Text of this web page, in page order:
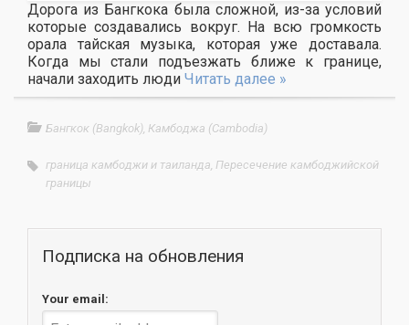
Дорога из Бангкока была сложной, из-за условий
которые создавались вокруг. На всю громкость
орала тайская музыка, которая уже доставала.
Когда мы стали подъезжать ближе к границе,
начали заходить люди Читать далее »
Бангкок (Bangkok), Камбоджа (Cambodia)
граница камбоджи и таиланда, Пересечение камбоджийской
границы
Подписка на обновления
Your email: